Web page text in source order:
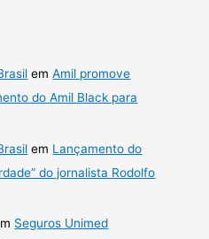
emAmil promove
do Amil Black para
em Lançamento do
do jornalista Rodolfo
Seguros Unimed